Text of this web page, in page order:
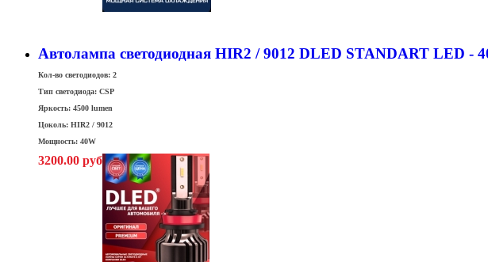
Автолампа светодиодная HIR2 / 9012 DLED STANDART LED -
Кол-во светодиодов: 2
Тип светодиода: CSP
Яркость: 4500 lumen
Цоколь: HIR2 / 9012
Мощность: 40W
3200.00 руб